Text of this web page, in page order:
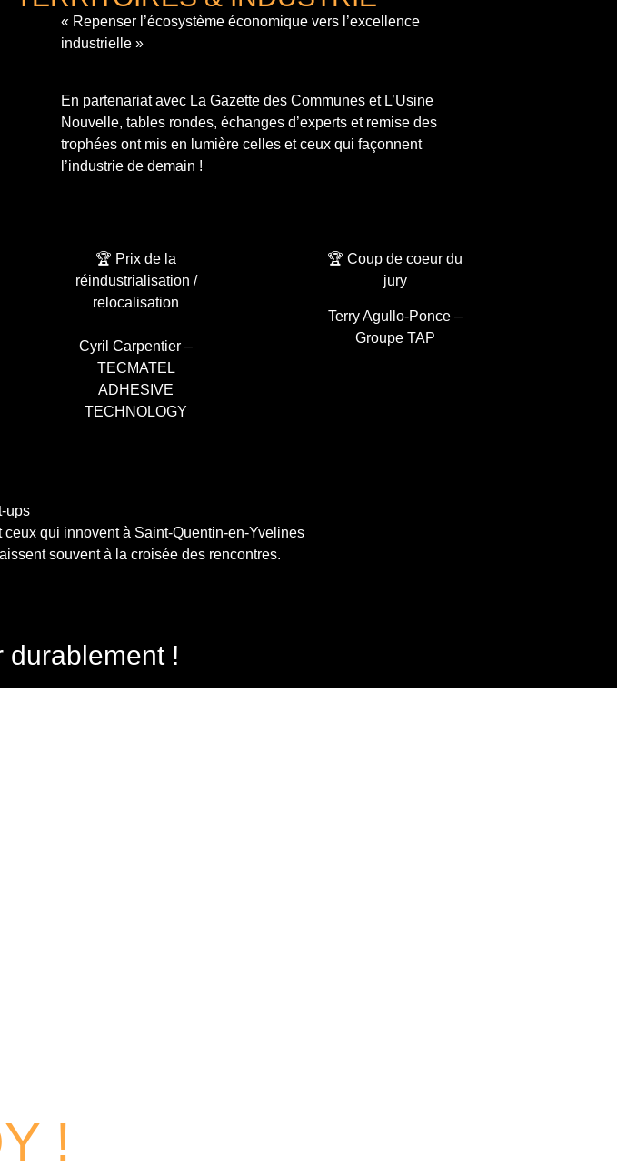
« Repenser l’écosystème économique vers l’excellence
industrielle »
En partenariat avec La Gazette des Communes et L’Usine
Nouvelle, tables rondes, échanges d’experts et remise des
trophées ont mis en lumière celles et ceux qui façonnent
l’industrie de demain !
🏆 Prix de la
réindustrialisation /
relocalisation
Cyril Carpentier –
TECMATEL
ADHESIVE
TECHNOLOGY
🏆 Coup de coeur du
jury
Terry Agullo-Ponce –
Groupe TAP
ups
ceux qui innovent à Saint-Quentin-en-Yvelines
souvent à la croisée des rencontres.
durablement !
!